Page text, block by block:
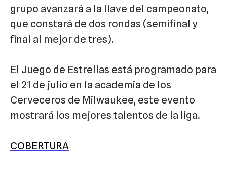
grupo avanzará a la llave del campeonato,
que constará de dos rondas (semifinal y
final al mejor de tres).
El Juego de Estrellas está programado para
el 21 de julio en la academia de los
Cerveceros de Milwaukee, este evento
mostrará los mejores talentos de la liga.
COBERTURA